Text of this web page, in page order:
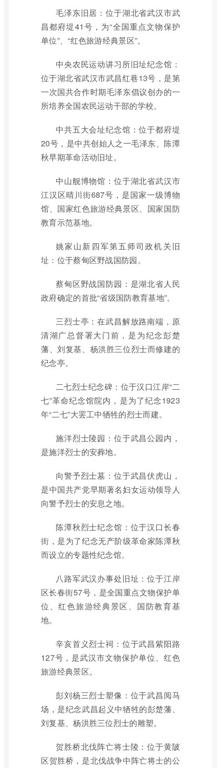
毛泽东旧居：位于湖北省武汉市武
昌都府堤41号，为“全国重点文物保护
单位”、“红色旅游经典景区”。
中央农民运动讲习所旧址纪念馆：
位于湖北省武汉市武昌红巷13号，是第
一次国共合作时期毛泽东倡议创办的一
所培养全国农民运动干部的学校。
中共五大会址纪念馆：位于都府堤
20号，是中共创始人之一毛泽东、陈潭
秋早期革命活动旧址。
中山舰博物馆：位于湖北省武汉市
江汉区晴川街687号，是国家一级博物
馆、国家红色旅游经典景区、国家国防
教育示范基地。
姚家山新四军第五师司政机关旧
址：位于蔡甸区野战国防园。
蔡甸区野战国防园：是湖北省人民
政府确定的首批“省级国防教育基地”。
三烈士亭：在武昌解放路南端，原
清湖广总督署大门前，是为纪念彭楚
藩、刘复基、杨洪胜三位烈士而修建的
纪念亭。
二七烈士纪念碑：位于汉口江岸“二
七”革命纪念馆院内，是为了纪念1923
年“二七”大罢工中牺牲的烈士而建。
施洋烈士陵园：位于武昌公园内，
是施洋烈士的安葬地。
向警予烈士墓：位于武昌伏虎山，
是中国共产党早期著名妇女运动领导人
向警予烈士的安息之地。
陈潭秋烈士纪念馆：位于汉口长春
街，是为了纪念无产阶级革命家陈潭秋
而设立的专题性纪念馆。
八路军武汉办事处旧址：位于江岸
区长春街57号，是全国重点文物保护单
位、红色旅游经典景区、国防教育基
地。
辛亥首义烈士祠：位于武昌紫阳路
127号，是武汉市文物保护单位、红色
旅游经典景区。
彭刘杨三烈士塑像：位于武昌阅马
场，是纪念武昌起义中牺牲的彭楚藩、
刘复基、杨洪胜三位烈士的雕塑。
贺胜桥北伐阵亡将士陵：位于黄陂
区贺胜桥，是北伐战争中阵亡将士的公